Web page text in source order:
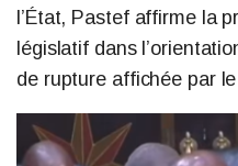
l’État, Pastef affirme la
législatif dans
de rupture affichée par